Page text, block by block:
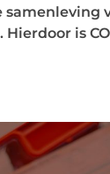
samenleving
is